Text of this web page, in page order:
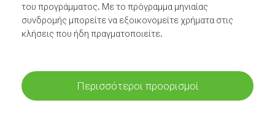
του προγράμματος. Με το πρόγραμμα μηνιαίας
συνδρομής μπορείτε να εξοικονομείτε χρήματα στις
κλήσεις που ήδη πραγματοποιείτε.
Περισσότεροι προορισμοί